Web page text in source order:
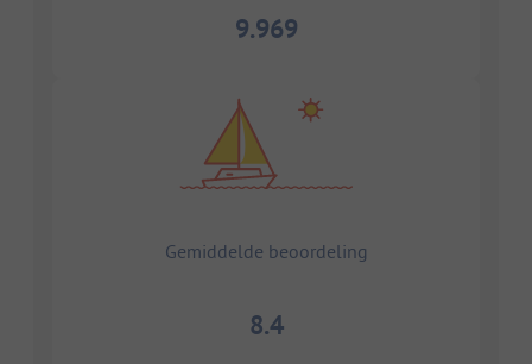
9.969
Gemiddelde beoordeling
8.4